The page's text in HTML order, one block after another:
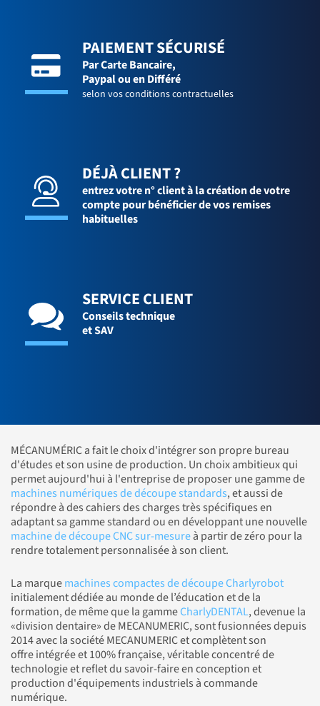
PAIEMENT SÉCURISÉ
Par Carte Bancaire,
Paypal ou en Différé
selon vos conditions contractuelles
DÉJÀ CLIENT ?
entrez votre n° client à la création de votre
compte pour bénéficier de vos remises
habituelles
SERVICE CLIENT
Conseils technique
et SAV
MÉCANUMÉRIC a fait le choix d'intégrer son propre bureau
d'études et son usine de production. Un choix ambitieux qui
permet aujourd'hui à l'entreprise de proposer une gamme de
machines numériques de découpe standards, et aussi de
répondre à des cahiers des charges très spécifiques en
adaptant sa gamme standard ou en développant une nouvelle
machine de découpe CNC sur-mesureà partir de zéro pour la
rendre totalement personnalisée à son client.
La marquemachines compactes de découpe Charlyrobot
initialement dédiée au monde de l’éducation et de la
formation, de même que la gammeCharlyDENTAL, devenue la
«division dentaire» de MECANUMERIC, sont fusionnées depuis
2014 avec la société MECANUMERIC et complètent son
offre intégrée et 100% française, véritable concentré de
technologie et reflet du savoir-faire en conception et
production d'équipements industriels à commande
numérique.